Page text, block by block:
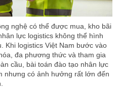
nghệ có thể được mua, kho bãi
lực logistics không thể hình
Khi logistics Việt Nam bước vào
đa phương thức và tham gia
cầu, bài toán đào tạo nhân lực
nhưng có ảnh hưởng rất lớn đến